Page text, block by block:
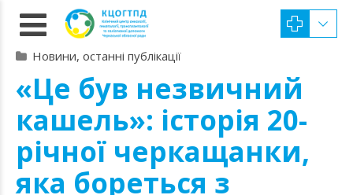
Новини, останні публікації
«Це був незвичний
кашель»: історія 20-
річної черкащанки,
яка бореться з